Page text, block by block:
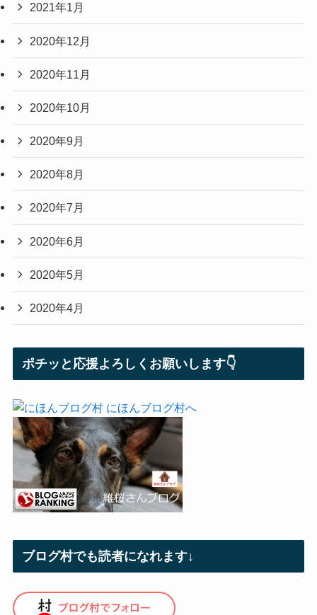
2021年1月
2020年12月
2020年11月
2020年10月
2020年9月
2020年8月
2020年7月
2020年6月
2020年5月
2020年4月
ポチッと応援よろしくお願いします👇
ブログ村でも読者になれます↓